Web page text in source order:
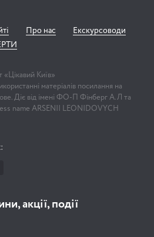
Про нас
Екскурсоводи
Київ»
матеріалів посилання на
Діє від імені ФО-П Фінберг А.Л та
name ARSENII LEONIDOVYCH
акції, події